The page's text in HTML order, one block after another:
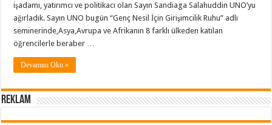
işadamı, yatırımcı ve politikacı olan Sayın Sandiaga Salahuddin UNO’yu
ağırladık. Sayın UNO bugün “Genç Nesil İçin Girişimcilik Ruhu” adlı
seminerinde,Asya,Avrupa ve Afrikanın 8 farklı ülkeden katılan
öğrencilerle beraber …
Devamını Oku »
REKLAM